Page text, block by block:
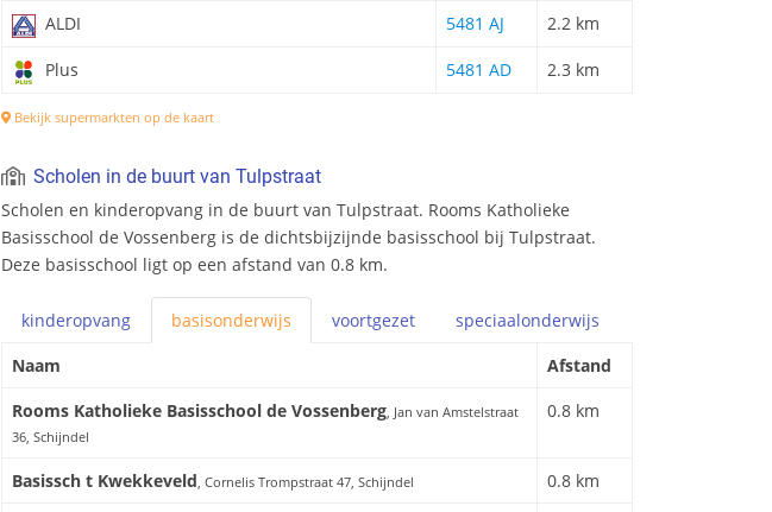
ALDI 5481 AJ 2.2 km
Plus 5481 AD 2.3 km
Bekijk supermarkten op de kaart
Scholen in de buurt van Tulpstraat
Scholen en kinderopvang in de buurt van Tulpstraat. Rooms Katholieke
Basisschool de Vossenberg is de dichtsbijzijnde basisschool bij Tulpstraat.
Deze basisschool ligt op een afstand van 0.8 km.
kinderopvang basisonderwijs voortgezet speciaalonderwijs
Naam
Afstand
Rooms Katholieke Basisschool de Vossenberg, Jan van Amstelstraat
36, Schijndel
0.8 km
Basissch t Kwekkeveld, Cornelis Trompstraat 47, Schijndel
0.8 km